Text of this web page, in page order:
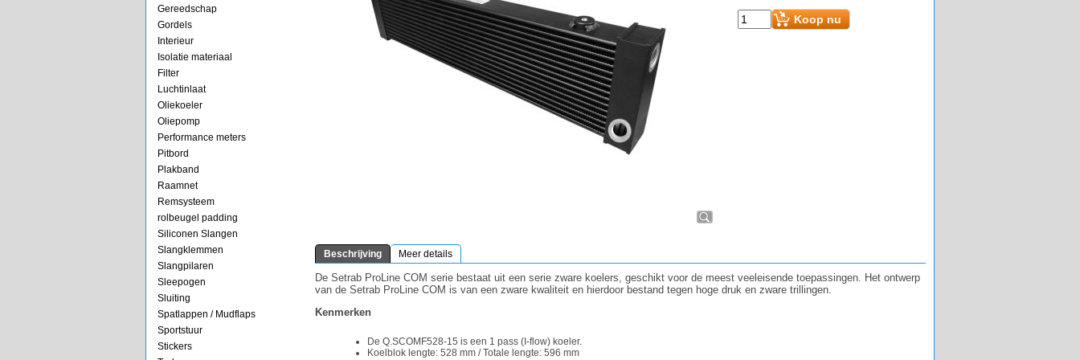
Gereedschap
Gordels
Interieur
Isolatie materiaal
Filter
Luchtinlaat
Oliekoeler
Oliepomp
Performance meters
Pitbord
Plakband
Raamnet
Remsysteem
rolbeugel padding
Siliconen Slangen
Slangklemmen
Slangpilaren
Sleepogen
Sluiting
Spatlappen / Mudflaps
Sportstuur
Stickers
€699.00 (incl BTW)
Beschrijving Meer details
De Setrab ProLine COM serie bestaat uit een serie zware koelers, geschikt voor de meest veeleisende toepassingen. Het ontwerp
van de Setrab ProLine COM is van een zware kwaliteit en hierdoor bestand tegen hoge druk en zware trillingen.
Kenmerken
De Q.SCOMF528-15 is een 1 pass (I-flow) koeler.
Koelblok lengte: 528 mm / Totale lengte: 596 mm